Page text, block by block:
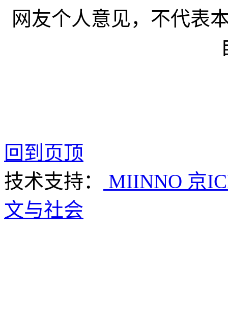
网友个人意见，不代表
回到页顶
技术支持：
MIINNO 京
文与社会